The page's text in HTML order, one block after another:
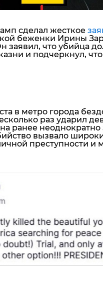
сделал жесткое
беженки Ирины
заявил, что убийца
и подчеркнул,
в метро города
раз ударил
ранее
вызвало
преступности и